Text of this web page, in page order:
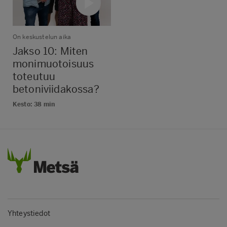
On keskustelun aika
Jakso 10: Miten
monimuotoisuus
toteutuu
betoniviidakossa?
Kesto: 38 min
Yhteystiedot